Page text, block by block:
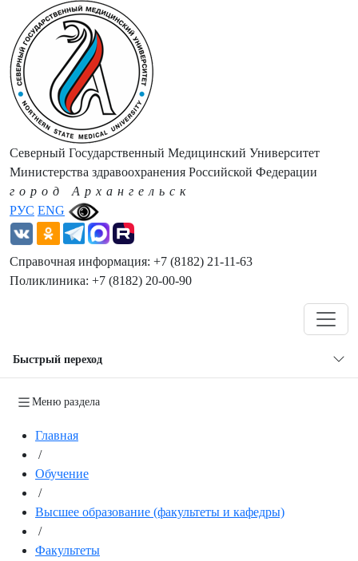
РУС ENG
Северный Государственный Медицинский Университет
Министерства здравоохранения Российской Федерации
город Архангельск
Справочная информация: +7 (8182) 21-11-63
Поликлиника: +7 (8182) 20-00-90
Быстрый переход
Меню раздела
Главная
/
Обучение
/
Высшее образование (факультеты и кафедры)
/
Факультеты